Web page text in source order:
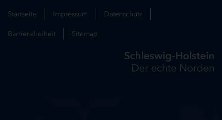
Startseite Impressum Datenschutz
Barrierefreiheit Sitemap